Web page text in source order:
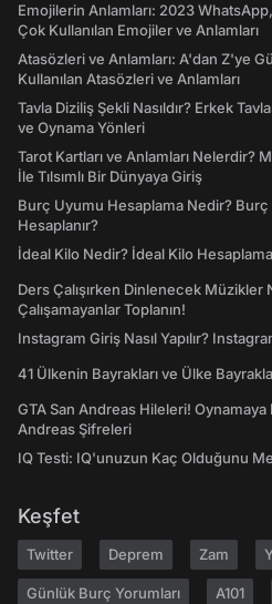
Emojilerin Anlamları: 2023
Çok Kullanılan Emojiler ve Anlamları
Atasözleri ve Anlamları: A'dan Z'ye
Kullanılan Atasözleri ve Anlamları
Tavla Diziliş Şekli Nasıldır? Erkek
ve Oynama Yönleri
Tarot Kartları ve Anlamları Nelerdir?
İle Tılsımlı Bir Dünyaya Giriş
Burç Uyumu Hesaplama Nedir? Burç
Hesaplanır?
İdeal Kilo Nedir? İdeal Kilo Hesaplama
Ders Çalışırken Dinlenecek
Çalışamayanlar Toplanın!
Instagram Giriş Nasıl Yapılır?
41 Ülkenin Bayrakları ve Ülke
GTA San Andreas Hileleri!
Andreas Şifreleri
IQ Testi: IQ'unuzun Kaç Olduğunu
Keşfet
Twitter Deprem Zam
Günlük Burç Yorumları A101